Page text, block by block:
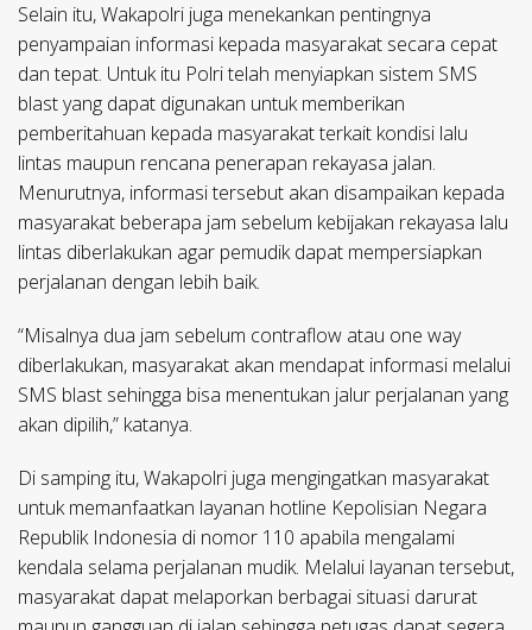
Selain itu, Wakapolri juga menekankan pentingnya
penyampaian informasi kepada masyarakat secara cepat
dan tepat. Untuk itu Polri telah menyiapkan sistem SMS
blast yang dapat digunakan untuk memberikan
pemberitahuan kepada masyarakat terkait kondisi lalu
lintas maupun rencana penerapan rekayasa jalan.
Menurutnya, informasi tersebut akan disampaikan kepada
masyarakat beberapa jam sebelum kebijakan rekayasa lalu
lintas diberlakukan agar pemudik dapat mempersiapkan
perjalanan dengan lebih baik.
“Misalnya dua jam sebelum contraflow atau one way
diberlakukan, masyarakat akan mendapat informasi melalui
SMS blast sehingga bisa menentukan jalur perjalanan yang
akan dipilih,” katanya.
Di samping itu, Wakapolri juga mengingatkan masyarakat
untuk memanfaatkan layanan hotline Kepolisian Negara
Republik Indonesia di nomor 110 apabila mengalami
kendala selama perjalanan mudik. Melalui layanan tersebut,
masyarakat dapat melaporkan berbagai situasi darurat